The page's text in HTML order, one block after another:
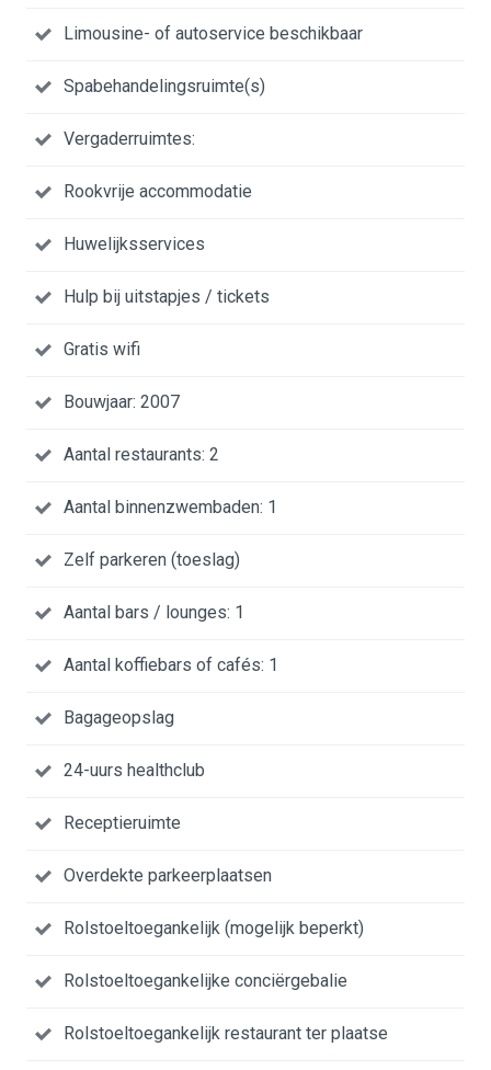
Limousine- of autoservice beschikbaar
Spabehandelingsruimte(s)
Vergaderruimtes:
Rookvrije accommodatie
Huwelijksservices
Hulp bij uitstapjes / tickets
Gratis wifi
Bouwjaar: 2007
Aantal restaurants: 2
Aantal binnenzwembaden: 1
Zelf parkeren (toeslag)
Aantal bars / lounges: 1
Aantal koffiebars of cafés: 1
Bagageopslag
24-uurs healthclub
Receptieruimte
Overdekte parkeerplaatsen
Rolstoeltoegankelijk (mogelijk beperkt)
Rolstoeltoegankelijke conciërgebalie
Rolstoeltoegankelijk restaurant ter plaatse